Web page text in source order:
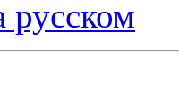
русском